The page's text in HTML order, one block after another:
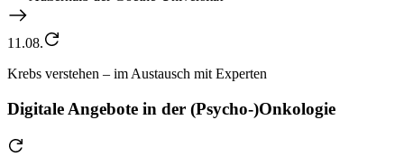
11.08.
Krebs verstehen – im Austausch mit Experten
Digitale Angebote in der (Psycho-)Onkologie